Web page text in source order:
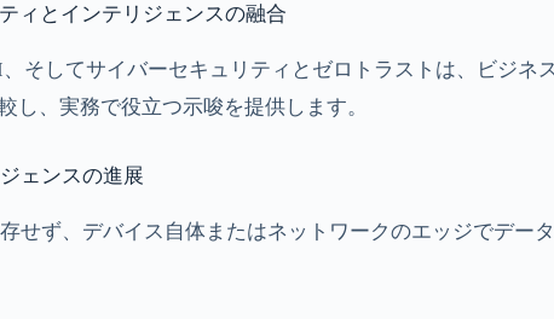
ィとインテリジェンスの融合
そしてサイバーセキュリティとゼロトラストは、ビジネ
し、実務で役立つ示唆を提供します。
ェンスの進展
せず、デバイス自体またはネットワークのエッジでデー